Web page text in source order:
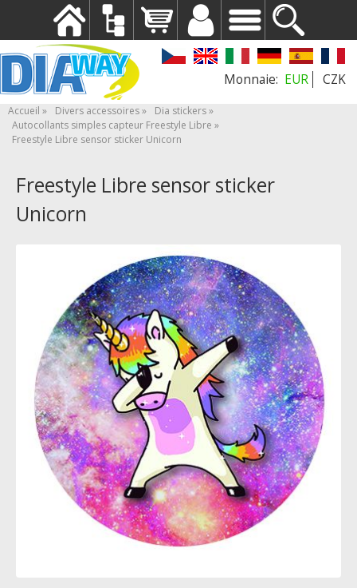
EUR CZK
Accueil Divers accessoires
Dia stickers
Autocollants simples capteur Freestyle Libre
Freestyle Libre sensor sticker Unicorn
Freestyle Libre sensor sticker
Unicorn